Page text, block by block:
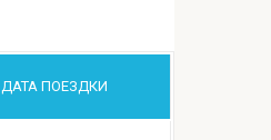
ДАТА ПОЕЗДКИ